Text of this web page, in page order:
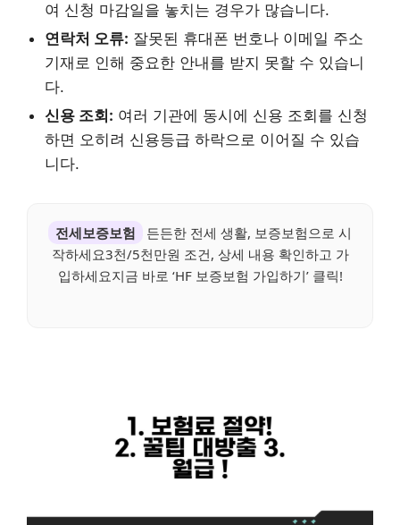
여 신청 마감일을 놓치는 경우가 많습니다.
연락처 오류: 잘못된 휴대폰 번호나 이메일 주소
기재로 인해 중요한 안내를 받지 못할 수 있습니
다.
신용 조회: 여러 기관에 동시에 신용 조회를 신청
하면 오히려 신용등급 하락으로 이어질 수 있습
니다.
전세보증보험
든든한 전세 생활, 보증보험으로 시
작하세요3천/5천만원 조건, 상세 내용 확인하고 가
입하세요지금 바로 ‘HF 보증보험 가입하기’ 클릭!